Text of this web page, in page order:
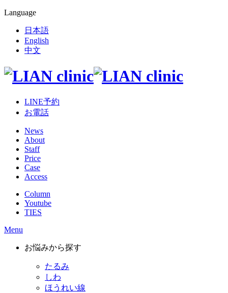
Language
日本語
English
中文
LINE予約
お電話
News
About
Staff
Price
Case
Access
Column
Youtube
TIES
Menu
お悩みから探す
たるみ
しわ
ほうれい線